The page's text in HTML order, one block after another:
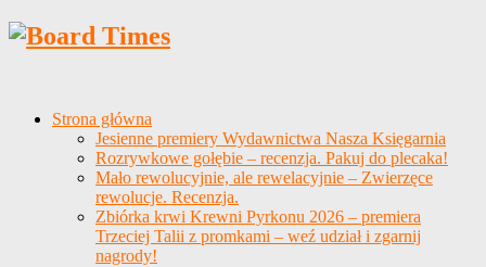
Strona główna
Jesienne premiery Wydawnictwa Nasza Księgarnia
Rozrywkowe gołębie – recenzja. Pakuj do plecaka!
Mało rewolucyjnie, ale rewelacyjnie – Zwierzęce
rewolucje. Recenzja.
Zbiórka krwi Krewni Pyrkonu 2026 – premiera
Trzeciej Talii z promkami – weź udział i zgarnij
nagrody!